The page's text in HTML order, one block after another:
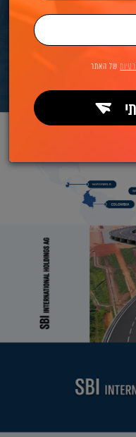
של האתר